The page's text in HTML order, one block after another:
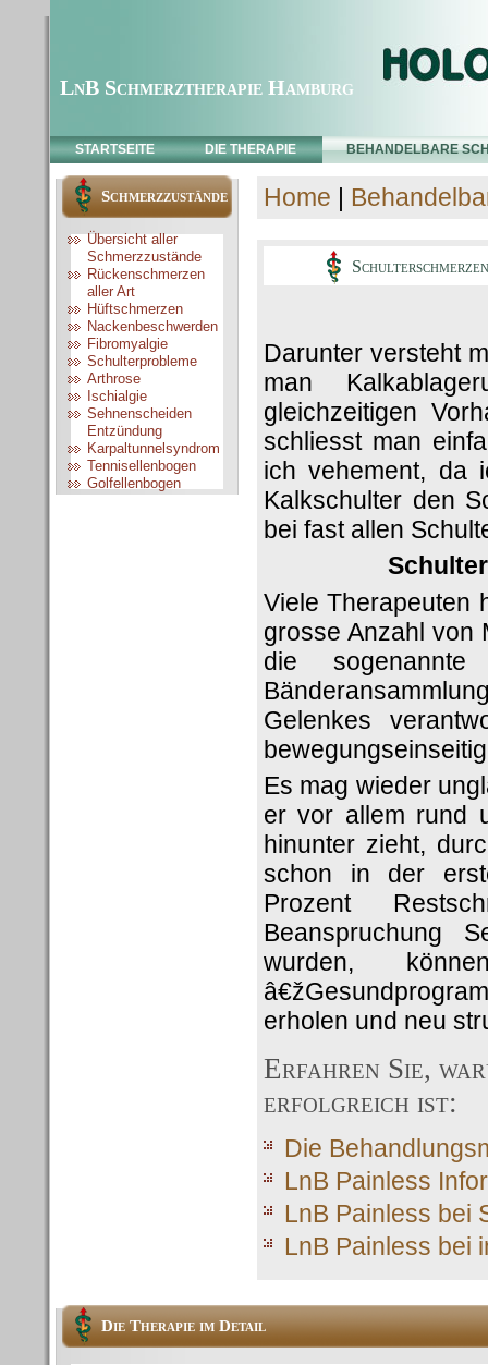
LnB Schmerztherapie Hamburg
STARTSEITE DIE THERAPIE BEHANDELBARE
Schmerzzustände
Übersicht aller
Schmerzzustände
Rückenschmerzen
aller Art
Hüftschmerzen
Nackenbeschwerden
Fibromyalgie
Schulterprobleme
Arthrose
Ischialgie
Sehnenscheiden
Entzündung
Karpaltunnelsyndrom
Tennisellenbogen
Golfellenbogen
Home |
Darunter versteht
man
gleichzeitigen
schliesst man
ich vehement, da
Kalkschulter den
bei fast allen
Viele Therapeuten
grosse Anzahl von
die
Gelenkes
Es mag wieder
er vor allem rund
hinunter zieht,
schon in der
Prozent
Beanspruchung
wurden,
erholen und neu
Erfahren Sie,
erfolgreich ist:
Die
LnB Painless
LnB Painless bei
LnB Painless bei
Die Therapie im Detail